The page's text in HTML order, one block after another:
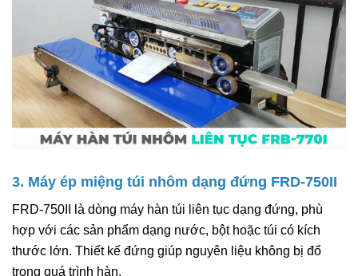
3. Máy ép miệng túi nhôm dạng đứng FRD-750II
FRD-750II là dòng máy hàn túi liên tục dạng đứng, phù
hợp với các sản phẩm dạng nước, bột hoặc túi có kích
thước lớn. Thiết kế đứng giúp nguyên liệu không bị đổ
trong quá trình hàn.